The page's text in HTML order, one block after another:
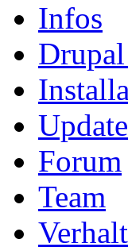
Infos
Update
Forum
Team